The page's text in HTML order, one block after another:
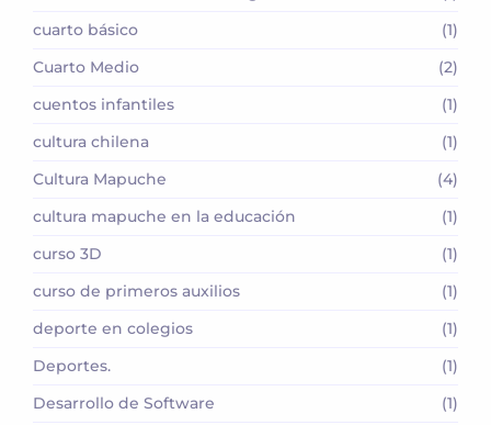
cuarto básico
(1)
Cuarto Medio
(2)
cuentos infantiles
(1)
cultura chilena
(1)
Cultura Mapuche
(4)
cultura mapuche en la educación
(1)
curso 3D
(1)
curso de primeros auxilios
(1)
deporte en colegios
(1)
Deportes.
(1)
Desarrollo de Software
(1)